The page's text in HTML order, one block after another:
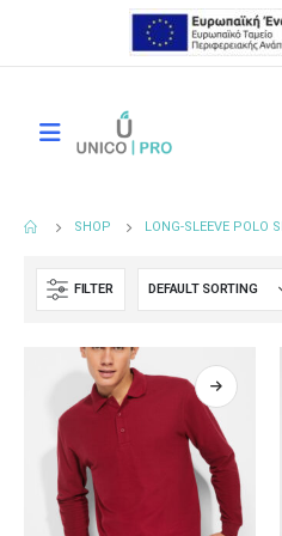
SHOP LONG-SLEEVE POLO
FILTER